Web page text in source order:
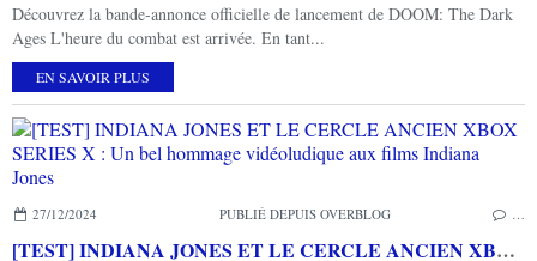
Découvrez la bande-annonce officielle de lancement de DOOM: The Dark
Ages L'heure du combat est arrivée. En tant...
EN SAVOIR PLUS
27/12/2024 PUBLIÉ DEPUIS OVERBLOG
[TEST] INDIANA JONES ET LE CERCLE ANCIEN XBOX SERIES X : Un bel hommage vidéoludique aux films Indiana Jones